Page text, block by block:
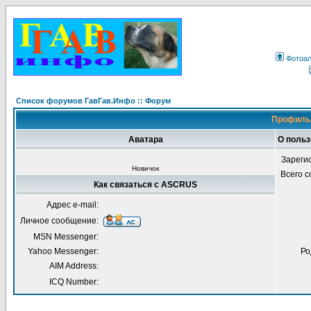
Список форумов ГавГав.Инфо :: Форум
Профиль
Аватара О
Новичок
Всего
Как связаться с ASCRUS
Адрес e-mail:
Личное сообщение:
MSN Messenger:
Yahoo Messenger:
AIM Address:
ICQ Number: